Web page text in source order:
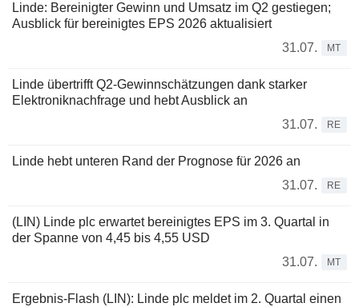
Linde: Bereinigter Gewinn und Umsatz im Q2 gestiegen;
Ausblick für bereinigtes EPS 2026 aktualisiert
31.07.
MT
Linde übertrifft Q2-Gewinnschätzungen dank starker
Elektroniknachfrage und hebt Ausblick an
31.07.
RE
Linde hebt unteren Rand der Prognose für 2026 an
31.07.
RE
(LIN) Linde plc erwartet bereinigtes EPS im 3. Quartal in
der Spanne von 4,45 bis 4,55 USD
31.07.
MT
Ergebnis-Flash (LIN): Linde plc meldet im 2. Quartal einen